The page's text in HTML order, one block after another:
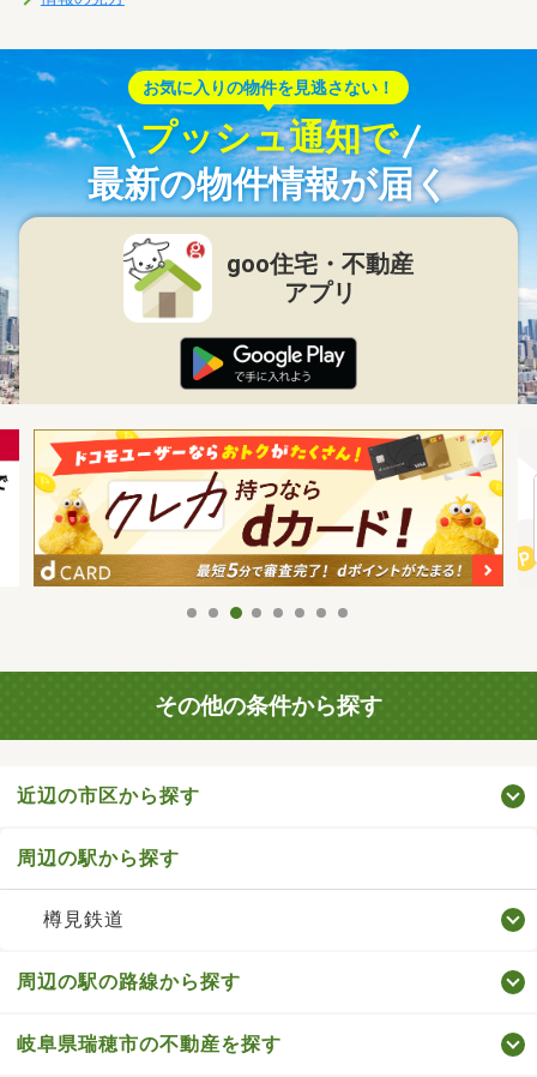
お気に入りの物件を見逃さない！
プッシュ通知で
最新の物件情報が届く
goo住宅・不動産
アプリ
その他の条件から探す
近辺の市区から探す
周辺の駅から探す
樽見鉄道
周辺の駅の路線から探す
岐阜県瑞穂市の不動産を探す